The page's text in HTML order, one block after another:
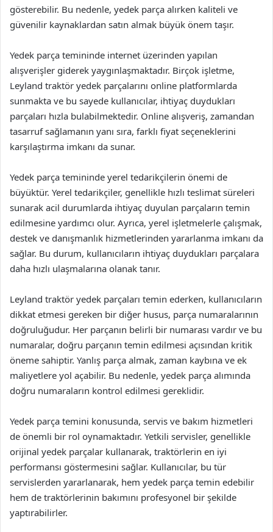
gösterebilir. Bu nedenle, yedek parça alırken kaliteli ve
güvenilir kaynaklardan satın almak büyük önem taşır.
Yedek parça temininde internet üzerinden yapılan
alışverişler giderek yaygınlaşmaktadır. Birçok işletme,
Leyland traktör yedek parçalarını online platformlarda
sunmakta ve bu sayede kullanıcılar, ihtiyaç duydukları
parçaları hızla bulabilmektedir. Online alışveriş, zamandan
tasarruf sağlamanın yanı sıra, farklı fiyat seçeneklerini
karşılaştırma imkanı da sunar.
Yedek parça temininde yerel tedarikçilerin önemi de
büyüktür. Yerel tedarikçiler, genellikle hızlı teslimat süreleri
sunarak acil durumlarda ihtiyaç duyulan parçaların temin
edilmesine yardımcı olur. Ayrıca, yerel işletmelerle çalışmak,
destek ve danışmanlık hizmetlerinden yararlanma imkanı da
sağlar. Bu durum, kullanıcıların ihtiyaç duydukları parçalara
daha hızlı ulaşmalarına olanak tanır.
Leyland traktör yedek parçaları temin ederken, kullanıcıların
dikkat etmesi gereken bir diğer husus, parça numaralarının
doğruluğudur. Her parçanın belirli bir numarası vardır ve bu
numaralar, doğru parçanın temin edilmesi açısından kritik
öneme sahiptir. Yanlış parça almak, zaman kaybına ve ek
maliyetlere yol açabilir. Bu nedenle, yedek parça alımında
doğru numaraların kontrol edilmesi gereklidir.
Yedek parça temini konusunda, servis ve bakım hizmetleri
de önemli bir rol oynamaktadır. Yetkili servisler, genellikle
orijinal yedek parçalar kullanarak, traktörlerin en iyi
performansı göstermesini sağlar. Kullanıcılar, bu tür
servislerden yararlanarak, hem yedek parça temin edebilir
hem de traktörlerinin bakımını profesyonel bir şekilde
yaptırabilirler.